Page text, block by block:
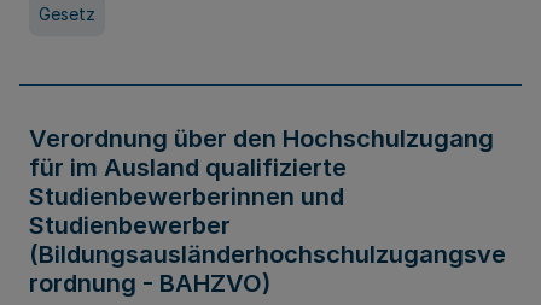
Gesetz
Verordnung über den Hochschulzugang
für im Ausland qualifizierte
Studienbewerberinnen und
Studienbewerber
(Bildungsausländerhochschulzugangsve
rordnung - BAHZVO)